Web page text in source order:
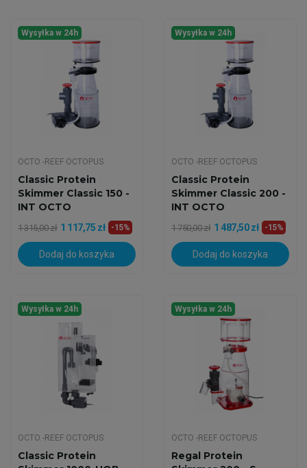
Wysyłka w 24h
OCTO -REEF OCTOPUS
Classic Protein
Skimmer Classic 150 -
INT OCTO
1 315,00 zł 1 117,75 zł -15%
Dodaj do koszyka
Wysyłka w 24h
OCTO -REEF OCTOPUS
Classic Protein
Skimmer Classic 200 -
INT OCTO
1 750,00 zł 1 487,50 zł -15%
Dodaj do koszyka
Wysyłka w 24h
OCTO -REEF OCTOPUS
Classic Protein
Wysyłka w 24h
OCTO -REEF OCTOPUS
Regal Protein